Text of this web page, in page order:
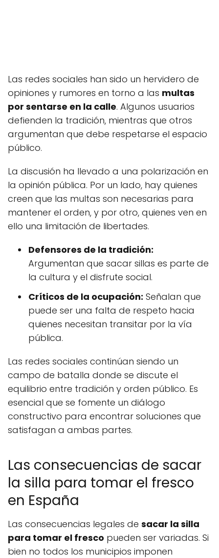
Las redes sociales han sido un hervidero de
opiniones y rumores en torno a las multas
por sentarse en la calle. Algunos usuarios
defienden la tradición, mientras que otros
argumentan que debe respetarse el espacio
público.
La discusión ha llevado a una polarización en
la opinión pública. Por un lado, hay quienes
creen que las multas son necesarias para
mantener el orden, y por otro, quienes ven en
ello una limitación de libertades.
Defensores de la tradición:
Argumentan que sacar sillas es parte de
la cultura y el disfrute social.
Críticos de la ocupación: Señalan que
puede ser una falta de respeto hacia
quienes necesitan transitar por la vía
pública.
Las redes sociales continúan siendo un
campo de batalla donde se discute el
equilibrio entre tradición y orden público. Es
esencial que se fomente un diálogo
constructivo para encontrar soluciones que
satisfagan a ambas partes.
Las consecuencias de sacar
la silla para tomar el fresco
en España
Las consecuencias legales de sacar la silla
para tomar el fresco pueden ser variadas. Si
bien no todos los municipios imponen